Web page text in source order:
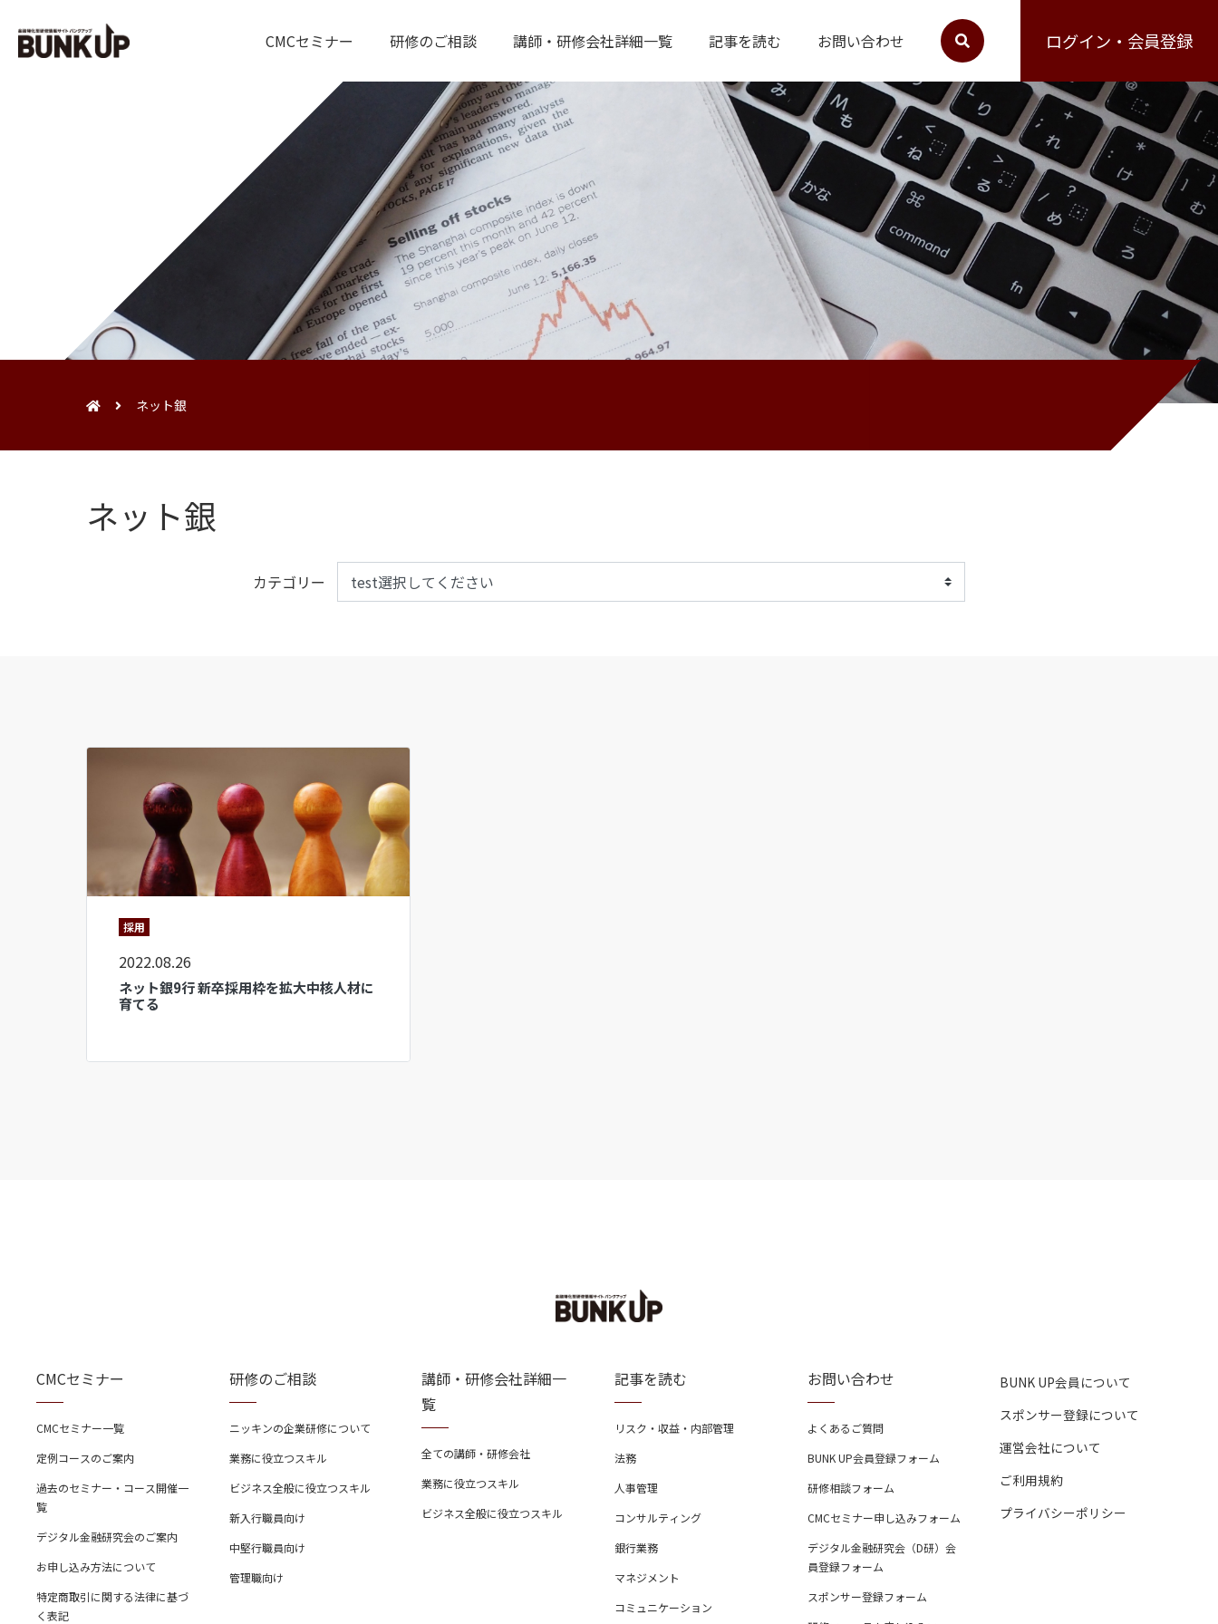
CMCセミナー 研修のご相談 講師・研修会社詳細一覧 記事を読む お問い合わせ ログイン・会員登録
ネット銀
ネット銀
カテゴリー
採用
2022.08.26
ネット銀9行 新卒採用枠を拡大中核人材に
育てる
CMCセミナー
CMCセミナー一覧
定例コースのご案内
過去のセミナー・コース開催一
覧
デジタル金融研究会のご案内
お申し込み方法について
特定商取引に関する法律に基づ
く表記
研修のご相談
ニッキンの企業研修について
業務に役立つスキル
ビジネス全般に役立つスキル
新入行職員向け
中堅行職員向け
管理職向け
講師・研修会社詳細一
覧
全ての講師・研修会社
業務に役立つスキル
ビジネス全般に役立つスキル
記事を読む
リスク・収益・内部管理
法務
人事管理
コンサルティング
銀行業務
マネジメント
コミュニケーション
お問い合わせ
よくあるご質問
BUNK UP会員登録フォーム
研修相談フォーム
CMCセミナー申し込みフォーム
デジタル金融研究会（D研）会
員登録フォーム
スポンサー登録フォーム
BUNK UP会員について
スポンサー登録について
運営会社について
ご利用規約
プライバシーポリシー